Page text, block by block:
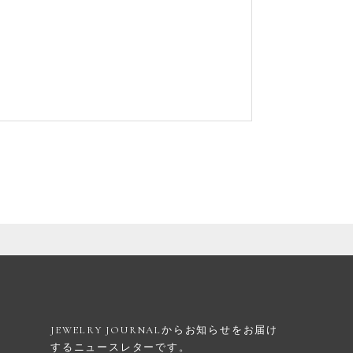
JEWELRY JOURNALからお知らせを お届け
するニュースレターです。